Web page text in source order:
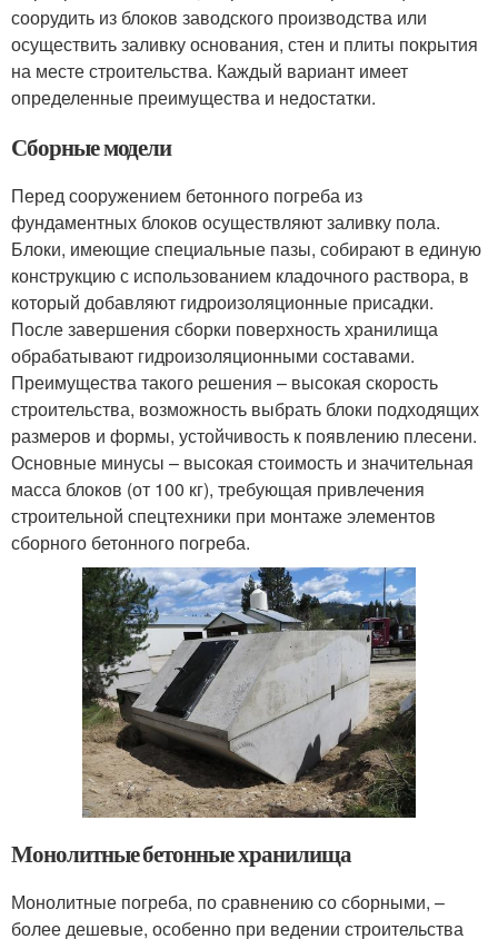
соорудить из блоков заводского производства или
осуществить заливку основания, стен и плиты покрытия
на месте строительства. Каждый вариант имеет
определенные преимущества и недостатки.
Сборные модели
Перед сооружением бетонного погреба из
фундаментных блоков осуществляют заливку пола.
Блоки, имеющие специальные пазы, собирают в единую
конструкцию с использованием кладочного раствора, в
который добавляют гидроизоляционные присадки.
После завершения сборки поверхность хранилища
обрабатывают гидроизоляционными составами.
Преимущества такого решения – высокая скорость
строительства, возможность выбрать блоки подходящих
размеров и формы, устойчивость к появлению плесени.
Основные минусы – высокая стоимость и значительная
масса блоков (от 100 кг), требующая привлечения
строительной спецтехники при монтаже элементов
сборного бетонного погреба.
Монолитные бетонные хранилища
Монолитные погреба, по сравнению со сборными, –
более дешевые, особенно при ведении строительства